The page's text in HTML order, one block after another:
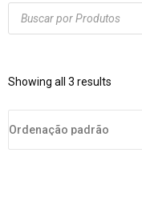
Zoomlion(84)
Products
search
Showing all 3 results